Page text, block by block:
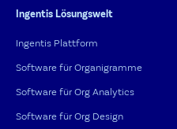
Ingentis Lösungswelt
Ingentis Plattform
Software für Organigramme
Software für Org Analytics
Software für Org Design